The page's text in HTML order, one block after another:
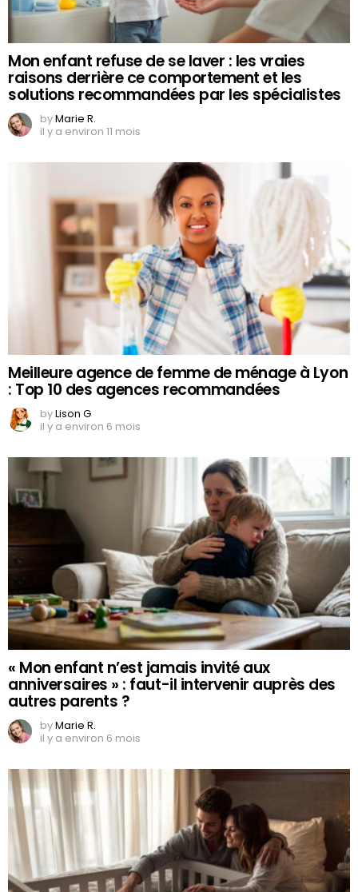
Mon enfant refuse de se laver : les vraies
raisons derrière ce comportement et les
solutions recommandées par les spécialistes
byMarie R.
il y a environ 11 mois
Meilleure agence de femme de ménage à Lyon
: Top 10 des agences recommandées
byLison G
il y a environ 6 mois
« Mon enfant n’est jamais invité aux
anniversaires » : faut-il intervenir auprès des
autres parents ?
byMarie R.
il y a environ 6 mois